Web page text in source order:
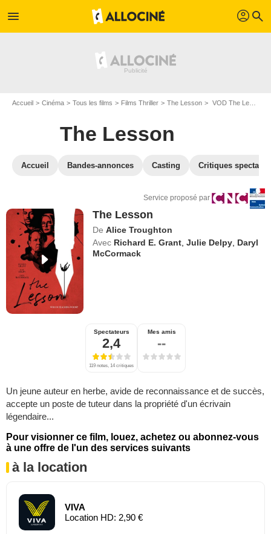
menu profil search
Accueil Cinéma Tous les films Films Thriller The Lesson VOD The Lesson
The Lesson
Accueil Bandes-annonces Casting Critiques
Service proposé par
The Lesson
De Alice Troughton
Avec Richard E. Grant ,Julie Delpy Daryl
McCormack
Spectateurs
2,4
119 notes, 14 critiques
Mes amis
--
Un jeune auteur en herbe, avide de reconnaissance et de succès,
accepte un poste de tuteur dans la propriété d'un écrivain
légendaire...
Pour visionner ce film, louez, achetez ou abonnez-vous
à une offre de l'un des services suivants
à la location
VIVA
Location HD: 2,90 €